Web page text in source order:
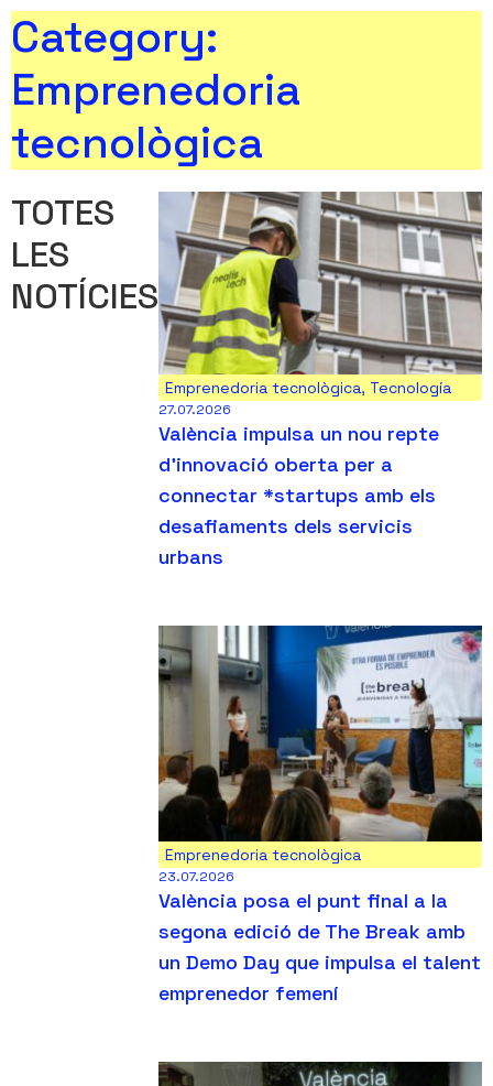
Category:
Emprenedoria
tecnològica
TOTES
LES
NOTÍCIES
Emprenedoria tecnològica, Tecnología
27.07.2026
València impulsa un nou repte
d’innovació oberta per a
connectar *startups amb els
desafiaments dels servicis
urbans
Emprenedoria tecnològica
23.07.2026
València posa el punt final a la
segona edició de The Break amb
un Demo Day que impulsa el talent
emprenedor femení